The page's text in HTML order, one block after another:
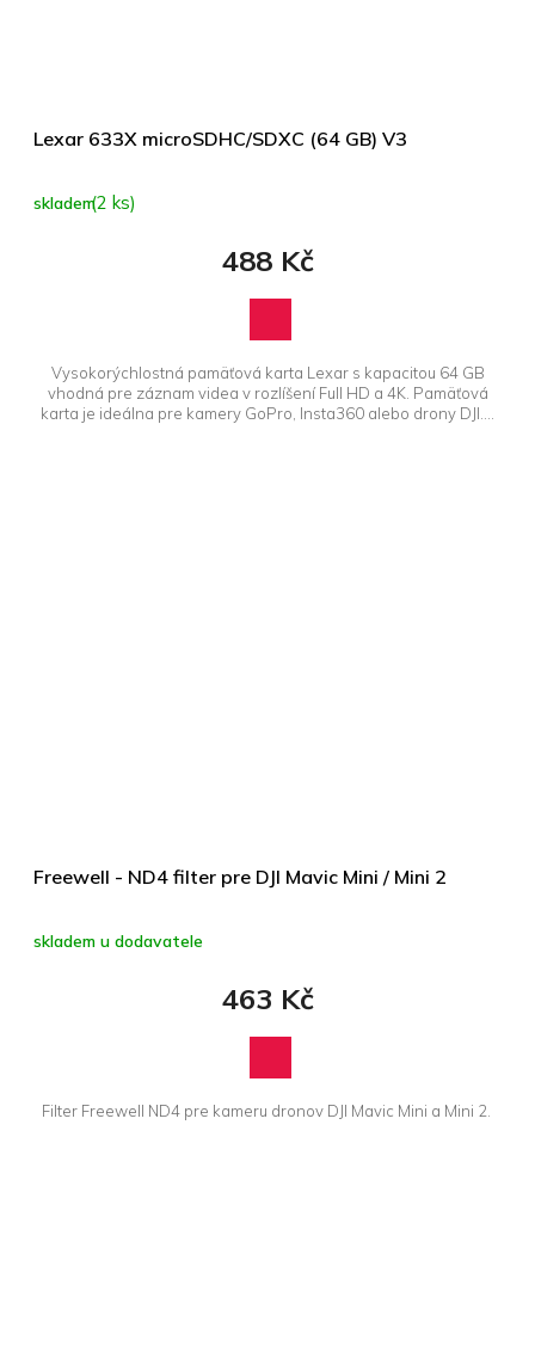
Lexar 633X microSDHC/SDXC (64 GB) V3
skladem(2 ks)
488 Kč
Vysokorýchlostná pamäťová karta Lexar s kapacitou 64 GB
vhodná pre záznam videa v rozlíšení Full HD a 4K. Pamäťová
karta je ideálna pre kamery GoPro, Insta360 alebo drony DJI....
Freewell - ND4 filter pre DJI Mavic Mini / Mini 2
skladem u dodavatele
463 Kč
Filter Freewell ND4 pre kameru dronov DJI Mavic Mini a Mini 2.